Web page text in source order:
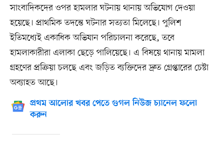
সাংবাদিকদের ওপর হামলার ঘটনায় থানায় অভিযোগ দেওয়া
হয়েছে। প্রাথমিক তদন্তে ঘটনার সত্যতা মিলেছে। পুলিশ
ইতিমধ্যেই একাধিক অভিযান পরিচালনা করেছে, তবে
হামলাকারীরা এলাকা ছেড়ে পালিয়েছে। এ বিষয়ে থানায় মামলা
গ্রহণের প্রক্রিয়া চলছে এবং জড়িত ব্যক্তিদের দ্রুত গ্রেপ্তারের চেষ্টা
অব্যাহত আছে।
প্রথম আলোর খবর পেতে গুগল নিউজ চ্যানেল ফলো
করুন